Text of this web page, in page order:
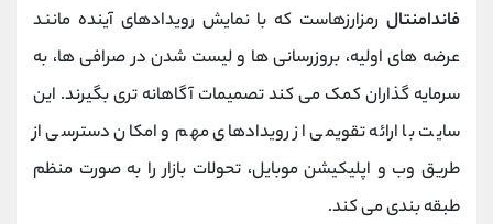
فاندامنتال رمزارزهاست که با نمایش رویدادهای آینده مانند
عرضه ‌های اولیه، بروزرسانی ‌ها و لیست شدن در صرافی ‌ها، به
سرمایه ‌گذاران کمک می‌ کند تصمیمات آگاهانه ‌تری بگیرند. این
سایت با ارائه تقویمی از رویدادهای مهم و امکان دسترسی از
طریق وب و اپلیکیشن موبایل، تحولات بازار را به ‌صورت منظم
طبقه ‌بندی می‌ کند.